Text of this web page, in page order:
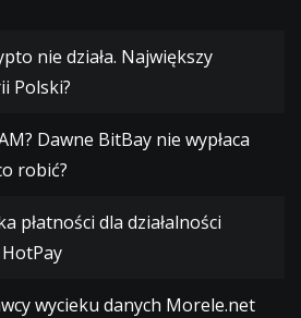
nie działa. Największy
Polski?
Dawne BitBay nie wypłaca
robić?
płatności dla działalności
wycieku danych Morele.net